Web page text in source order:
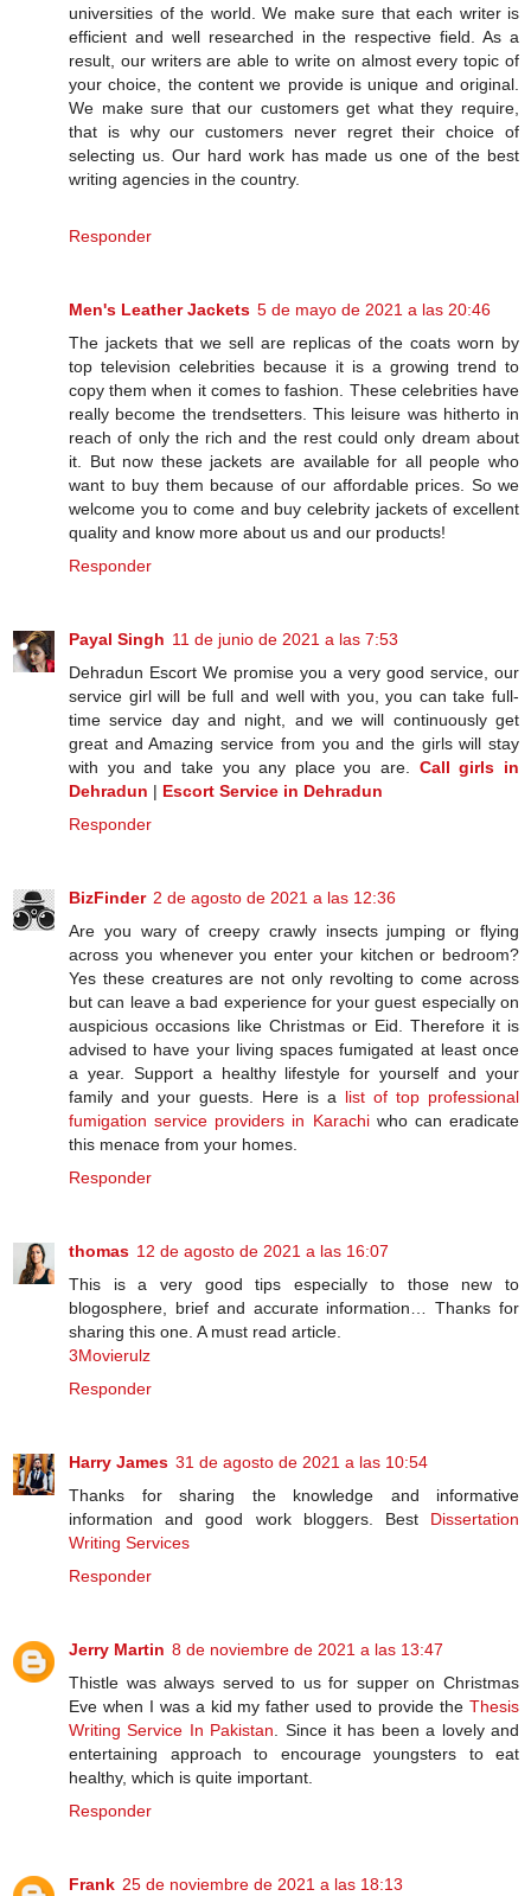
universities of the world. We make sure that each writer is
efficient and well researched in the respective field. As a
result, our writers are able to write on almost every topic of
your choice, the content we provide is unique and original.
We make sure that our customers get what they require,
that is why our customers never regret their choice of
selecting us. Our hard work has made us one of the best
writing agencies in the country.
Responder
Men's Leather Jackets 5 de mayo de 2021 a las 20:46
The jackets that we sell are replicas of the coats worn by
top television celebrities because it is a growing trend to
copy them when it comes to fashion. These celebrities have
really become the trendsetters. This leisure was hitherto in
reach of only the rich and the rest could only dream about
it. But now these jackets are available for all people who
want to buy them because of our affordable prices. So we
welcome you to come and buy celebrity jackets of excellent
quality and know more about us and our products!
Responder
Payal Singh 11 de junio de 2021 a las 7:53
Dehradun Escort We promise you a very good service, our
service girl will be full and well with you, you can take full-
time service day and night, and we will continuously get
great and Amazing service from you and the girls will stay
with you and take you any place you are. Call girls in
Dehradun | Escort Service in Dehradun
Responder
BizFinder 2 de agosto de 2021 a las 12:36
Are you wary of creepy crawly insects jumping or flying
across you whenever you enter your kitchen or bedroom?
Yes these creatures are not only revolting to come across
but can leave a bad experience for your guest especially on
auspicious occasions like Christmas or Eid. Therefore it is
advised to have your living spaces fumigated at least once
a year. Support a healthy lifestyle for yourself and your
family and your guests. Here is a list of top professional
fumigation service providers in Karachiwho can eradicate
this menace from your homes.
Responder
thomas 12 de agosto de 2021 a las 16:07
This is a very good tips especially to those new to
blogosphere, brief and accurate information… Thanks for
sharing this one. A must read article.
3Movierulz
Responder
Harry James 31 de agosto de 2021 a las 10:54
Thanks for sharing the knowledge and informative
information and good work bloggers. Best Dissertation
Writing Services
Responder
Jerry Martin 8 de noviembre de 2021 a las 13:47
Thistle was always served to us for supper on Christmas
Eve when I was a kid my father used to provide the Thesis
Writing Service In Pakistan . Since it has been a lovely and
entertaining approach to encourage youngsters to eat
healthy, which is quite important.
Responder
Frank 25 de noviembre de 2021 a las 18:13